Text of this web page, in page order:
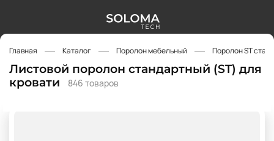
Главная Каталог Поролон мебельный Поролон ST
Листовой поролон стандартный (ST) для
кровати
846 товаров